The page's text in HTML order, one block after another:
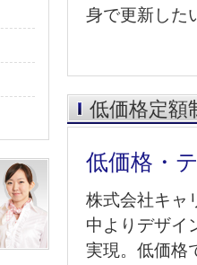
身で更新した
低価格定額
低価格・
株式会社キャ
中よりデザイ
実現。低価格